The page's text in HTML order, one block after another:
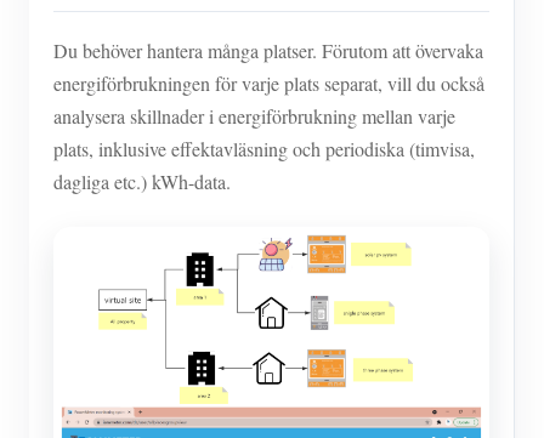
Du behöver hantera många platser. Förutom att övervaka
energiförbrukningen för varje plats separat, vill du också
analysera skillnader i energiförbrukning mellan varje
plats, inklusive effektavläsning och periodiska (timvisa,
dagliga etc.) kWh-data.